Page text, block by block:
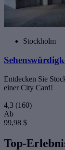
Stockholm
Entdecken Sie
einer City Card!
4,3 (160)
Ab
99,98 $
Top-